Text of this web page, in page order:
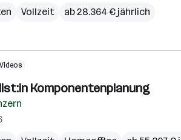
Vollzeit ab 28.364 € jährlich
Videos
Komponentenplanung